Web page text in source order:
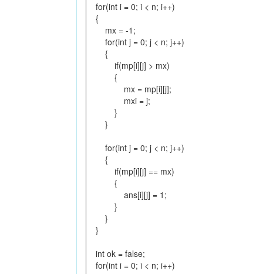
for(int i = 0; i < n; i++)
{
mx = -1;
for(int j = 0; j < n; j++)
{
if(mp[i][j] > mx)
{
mx = mp[i][j];
mxi = j;
}
}
for(int j = 0; j < n; j++)
{
if(mp[i][j] == mx)
{
ans[i][j] = 1;
}
}
}
int ok = false;
for(int i = 0; i < n; i++)